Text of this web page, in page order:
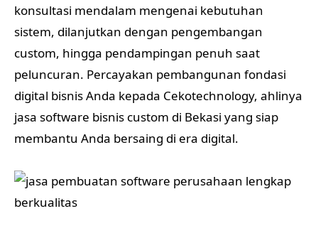
konsultasi mendalam mengenai kebutuhan
sistem, dilanjutkan dengan pengembangan
custom, hingga pendampingan penuh saat
peluncuran. Percayakan pembangunan fondasi
digital bisnis Anda kepada Cekotechnology, ahlinya
jasa software bisnis custom di Bekasi yang siap
membantu Anda bersaing di era digital.